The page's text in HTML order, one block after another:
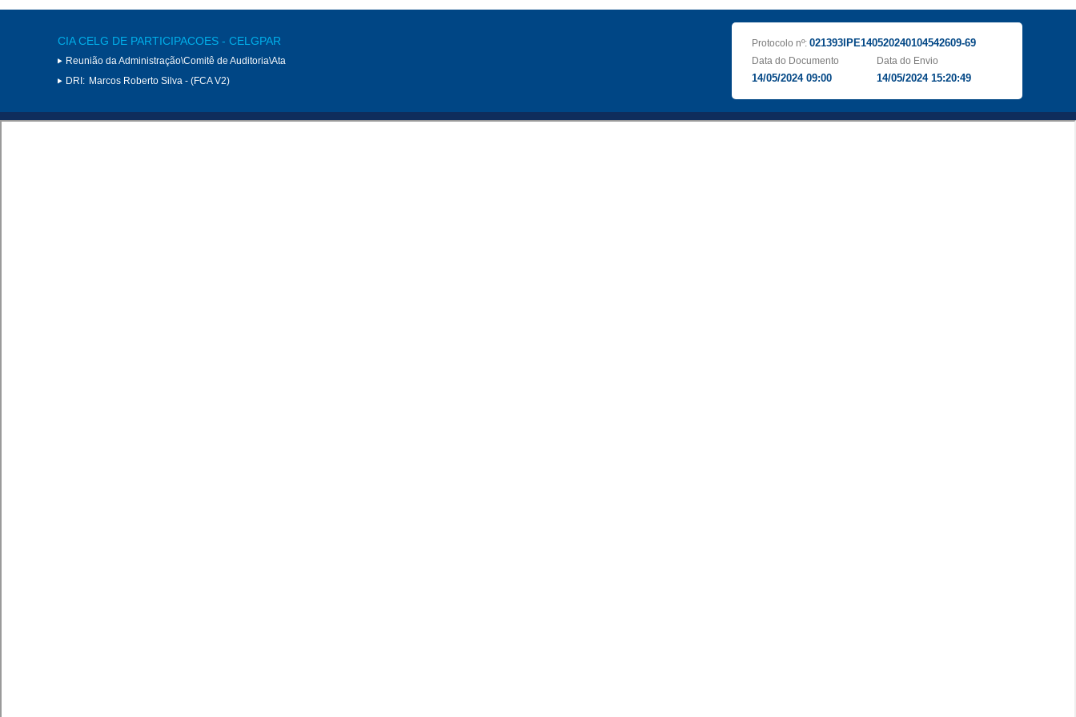
CIA CELG DE PARTICIPACOES - CELGPAR
Reunião da Administração\Comitê de Auditoria\Ata
DRI: Marcos Roberto Silva - (FCA V2)
Protocolo nº: 021393IPE140520240104542609-69
Data do Documento
14/05/2024 09:00
Data do Envio
14/05/2024 15:20:49